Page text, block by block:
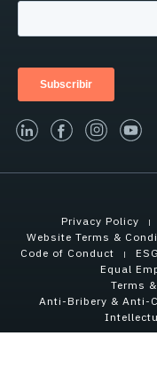
linked-infacebook
Privacy Policy
Website Terms &
Code of Conduct
Equal
Terms
Anti-Bribery & Anti-